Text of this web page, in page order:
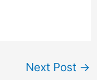
Next Post →